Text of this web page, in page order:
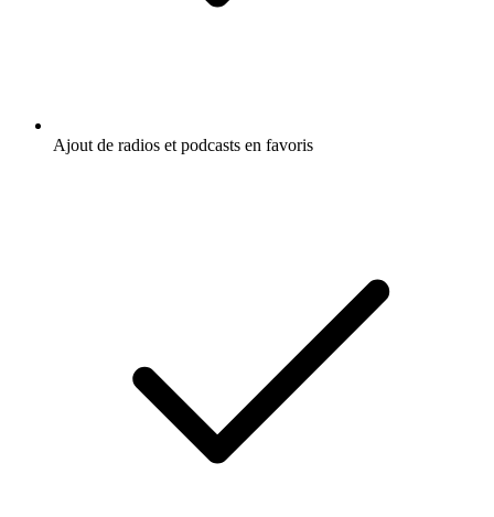
Ajout de radios et podcasts en favoris